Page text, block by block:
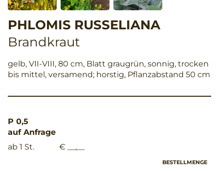
PHLOMIS RUSSELIANA
Brandkraut
gelb, VII-VIII, 80 cm, Blatt graugrün, sonnig, trocken
bis mittel, versamend; horstig, Pflanzabstand 50 cm
P 0,5
auf Anfrage
ab 1 St.
€ __,__
BESTELLMENGE